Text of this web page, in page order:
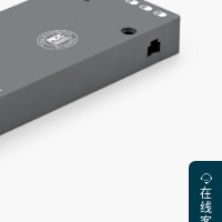
在
线